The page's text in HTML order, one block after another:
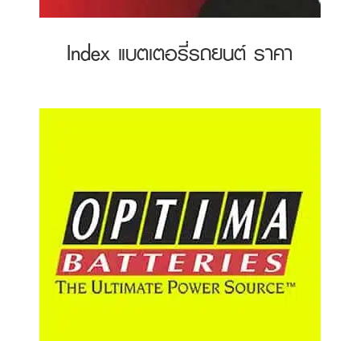
Index แบตเตอรี่รถยนต์ ราคา